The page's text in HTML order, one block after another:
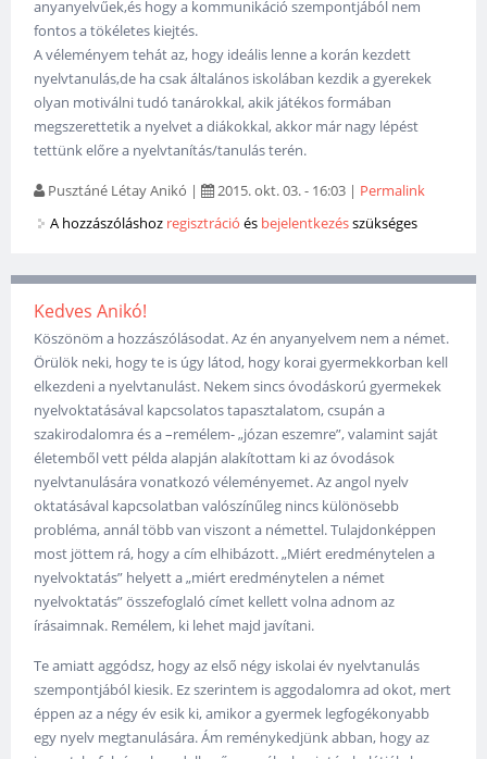
anyanyelvűek,és hogy a kommunikáció szempontjából nem
fontos a tökéletes kiejtés.
A véleményem tehát az, hogy ideális lenne a korán kezdett
nyelvtanulás,de ha csak általános iskolában kezdik a gyerekek
olyan motiválni tudó tanárokkal, akik játékos formában
megszerettetik a nyelvet a diákokkal, akkor már nagy lépést
tettünk előre a nyelvtanítás/tanulás terén.
Pusztáné Létay Anikó | 2015. okt. 03. - 16:03 | Permalink
A hozzászóláshoz regisztráció és bejelentkezésszükséges
Kedves Anikó!
Köszönöm a hozzászólásodat. Az én anyanyelvem nem a német.
Örülök neki, hogy te is úgy látod, hogy korai gyermekkorban kell
elkezdeni a nyelvtanulást. Nekem sincs óvodáskorú gyermekek
nyelvoktatásával kapcsolatos tapasztalatom, csupán a
szakirodalomra és a –remélem- „józan eszemre”, valamint saját
életemből vett példa alapján alakítottam ki az óvodások
nyelvtanulására vonatkozó véleményemet. Az angol nyelv
oktatásával kapcsolatban valószínűleg nincs különösebb
probléma, annál több van viszont a némettel. Tulajdonképpen
most jöttem rá, hogy a cím elhibázott. „Miért eredménytelen a
nyelvoktatás” helyett a „miért eredménytelen a német
nyelvoktatás” összefoglaló címet kellett volna adnom az
írásaimnak. Remélem, ki lehet majd javítani.
Te amiatt aggódsz, hogy az első négy iskolai év nyelvtanulás
szempontjából kiesik. Ez szerintem is aggodalomra ad okot, mert
éppen az a négy év esik ki, amikor a gyermek legfogékonyabb
egy nyelv megtanulására. Ám reménykedjünk abban, hogy az